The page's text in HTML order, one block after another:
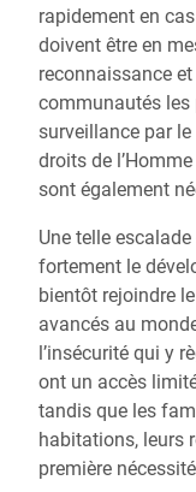
rapidement en
doivent être en
reconnaissance
communautés les
surveillance par
droits de
sont également
Une telle
fortement le
bientôt rejoindre
avancés au
l’insécurité qui y
ont un accès
tandis que les
habitations, leurs
première